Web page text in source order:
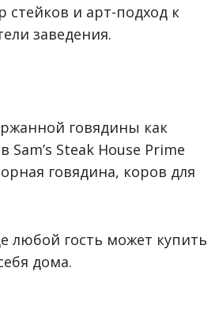
и арт-подход к
заведения.
говядины как
Steak House Prime
говядина, коров для
любой гость может купить
дома.